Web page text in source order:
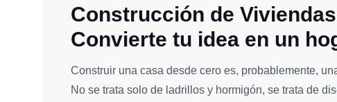
Construcción de
Convierte tu idea en un
Construir una casa desde cero es, probablemente,
No se trata solo de ladrillos y hormigón, se trata de